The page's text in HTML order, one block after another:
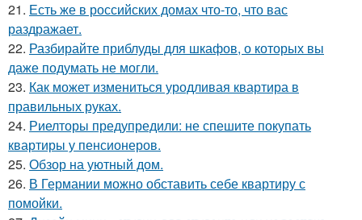
21. Есть же в российских домах что-то, что вас
раздражает.
22. Разбирайте приблуды для шкафов, о которых вы
даже подумать не могли.
23. Как может измениться уродливая квартира в
правильных руках.
24. Риелторы предупредили: не спешите покупать
квартиры у пенсионеров.
25. Обзор на уютный дом.
26. В Германии можно обставить себе квартиру с
помойки.